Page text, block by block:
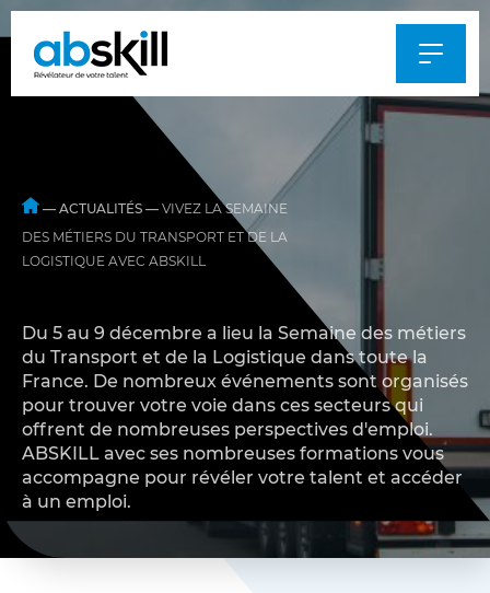
— ACTUALITÉS — VIVEZ LA SEMAINE
DES MÉTIERS DU TRANSPORT ET DE LA
LOGISTIQUE AVEC ABSKILL
Du 5 au 9 décembre a lieu la Semaine des métiers
du Transport et de la Logistique dans toute la
France. De nombreux événements sont organisés
pour trouver votre voie dans ces secteurs qui
offrent de nombreuses perspectives d'emploi.
ABSKILL avec ses nombreuses formations vous
accompagne pour révéler votre talent et accéder
à un emploi.